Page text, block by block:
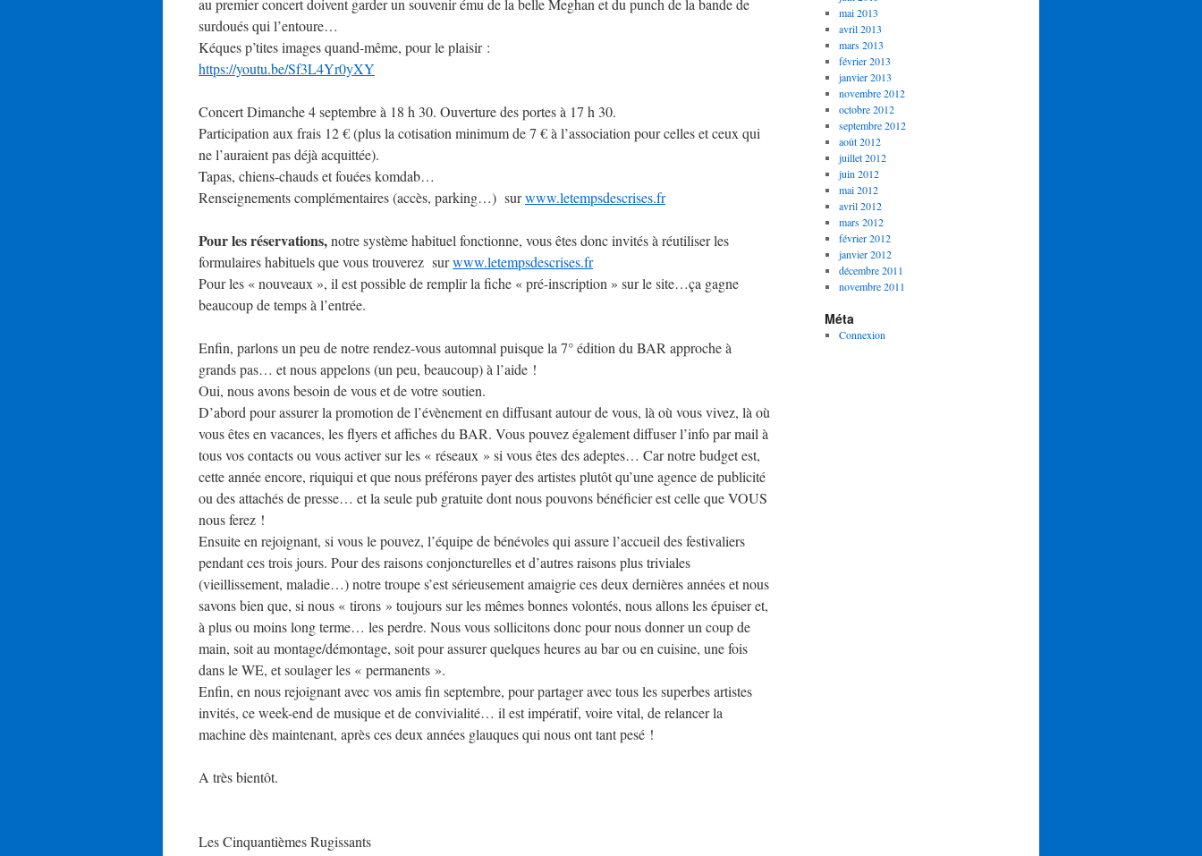
au premier concert doivent garder un souvenir ému de la belle Meghan et du punch de la bande de
surdoués qui l’entoure…
Kéques p’tites images quand-même, pour le plaisir :
https://youtu.be/Sf3L4Yr0yXY
Concert Dimanche 4 septembre à 18 h 30. Ouverture des portes à 17 h 30.
Participation aux frais 12 € (plus la cotisation minimum de 7 € à l’association pour celles et ceux qui
ne l’auraient pas déjà acquittée).
Tapas, chiens-chauds et fouées komdab…
Renseignements complémentaires (accès, parking…) surwww.letempsdescrises.fr
Pour les réservations,notre système habituel fonctionne, vous êtes donc invités à réutiliser les
formulaires habituels que vous trouverez surwww.letempsdescrises.fr
Pour les « nouveaux », il est possible de remplir la fiche « pré-inscription » sur le site…ça gagne
beaucoup de temps à l’entrée.
Enfin, parlons un peu de notre rendez-vous automnal puisque la 7° édition du BAR approche à
grands pas… et nous appelons (un peu, beaucoup) à l’aide !
Oui, nous avons besoin de vous et de votre soutien.
D’abord pour assurer la promotion de l’évènement en diffusant autour de vous, là où vous vivez, là où
vous êtes en vacances, les flyers et affiches du BAR. Vous pouvez également diffuser l’info par mail à
tous vos contacts ou vous activer sur les « réseaux » si vous êtes des adeptes… Car notre budget est,
cette année encore, riquiqui et que nous préférons payer des artistes plutôt qu’une agence de publicité
ou des attachés de presse… et la seule pub gratuite dont nous pouvons bénéficier est celle que VOUS
nous ferez !
Ensuite en rejoignant, si vous le pouvez, l’équipe de bénévoles qui assure l’accueil des festivaliers
pendant ces trois jours. Pour des raisons conjoncturelles et d’autres raisons plus triviales
(vieillissement, maladie…) notre troupe s’est sérieusement amaigrie ces deux dernières années et nous
savons bien que, si nous « tirons » toujours sur les mêmes bonnes volontés, nous allons les épuiser et,
à plus ou moins long terme… les perdre. Nous vous sollicitons donc pour nous donner un coup de
main, soit au montage/démontage, soit pour assurer quelques heures au bar ou en cuisine, une fois
dans le WE, et soulager les « permanents ».
Enfin, en nous rejoignant avec vos amis fin septembre, pour partager avec tous les superbes artistes
invités, ce week-end de musique et de convivialité… il est impératif, voire vital, de relancer la
machine dès maintenant, après ces deux années glauques qui nous ont tant pesé !
A très bientôt.
Les Cinquantièmes Rugissants
mai 2013
avril 2013
mars 2013
février 2013
janvier 2013
novembre 2012
octobre 2012
septembre 2012
août 2012
juillet 2012
juin 2012
mai 2012
avril 2012
mars 2012
février 2012
janvier 2012
décembre 2011
novembre 2011
Méta
Connexion